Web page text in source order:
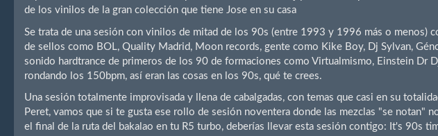
de los vinilos de la gran colección que tiene Jose en su casa
Se trata de una sesión con vinilos de mitad de los 90s (entre 1993 y 1996 más o menos)
de sellos como BOL, Quality Madrid, Moon records, gente como Kike Boy, Dj Sylvan,
sonido hardtrance de primeros de los 90 de formaciones como Virtualmismo, Einstein Dr
rondando los 150bpm, así eran las cosas en los 90s, qué te crees.
Una sesión totalmente improvisada y llena de cabalgadas, con temas que casi en su
Peret, vamos que si te gusta ese rollo de sesión noventera donde las mezclas "se notan"
el final de la ruta del bakalao en tu R5 turbo, deberías llevar esta sesión contigo: It's 90s